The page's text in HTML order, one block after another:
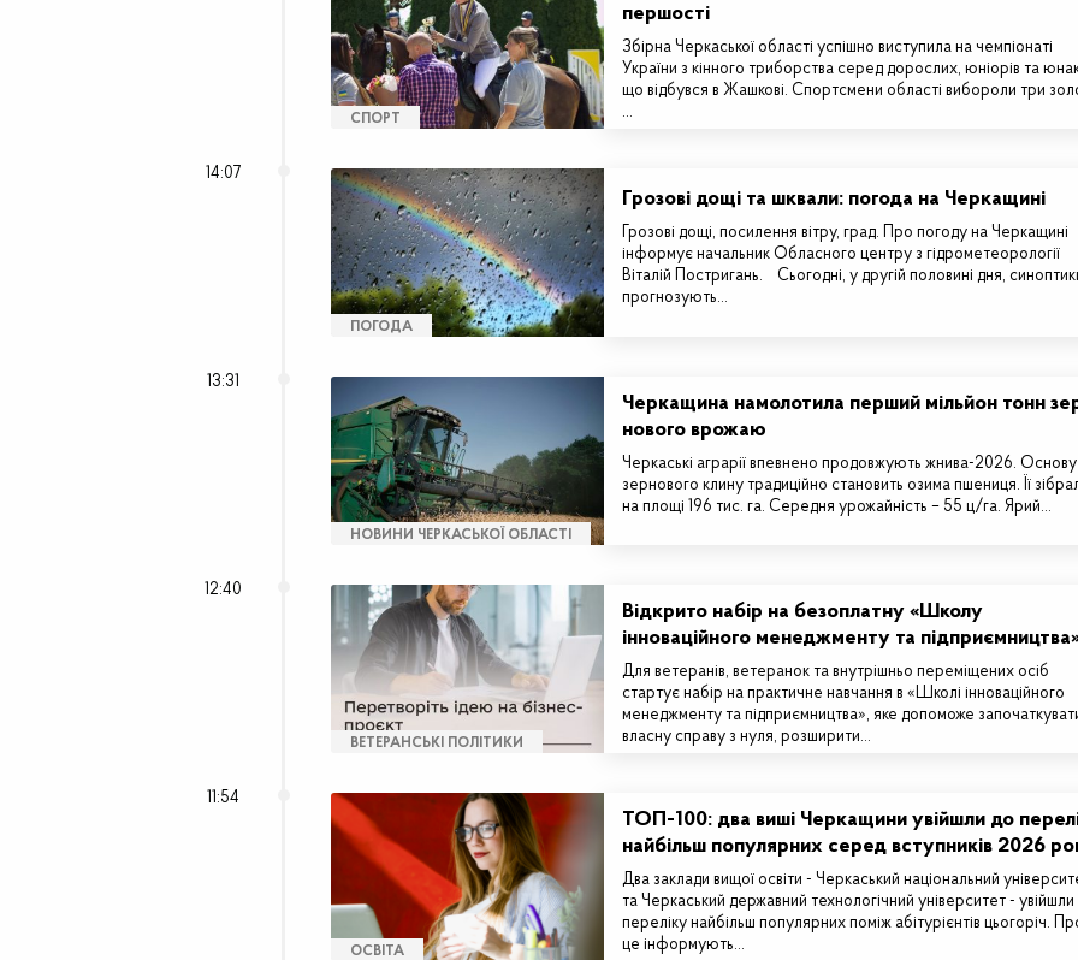
СПОРТ
першості
Збірна Черкаської області успішно виступила на чемпіонаті
України з кінного триборства серед дорослих, юніорів та
що відбувся в Жашкові. Спортсмени області вибороли три
…
14:07
ПОГОДА
Грозові дощі та шквали: погода на Черкащині
Грозові дощі, посилення вітру, град. Про погоду на Черкащині
інформує начальник Обласного центру з гідрометеорології
Віталій Постригань. Сьогодні, у другій половині дня,
прогнозують…
13:31
НОВИНИ ЧЕРКАСЬКОЇ ОБЛАСТІ
Черкащина намолотила перший мільйон тонн
нового врожаю
Черкаські аграрії впевнено продовжують жнива-2026. Основу
зернового клину традиційно становить озима пшениця. Її
на площі 196 тис. га. Середня урожайність – 55 ц/га. Ярий…
12:40
ВЕТЕРАНСЬКІ ПОЛІТИКИ
Відкрито набір на безоплатну «Школу
інноваційного менеджменту та
Для ветеранів, ветеранок та внутрішньо переміщених осіб
стартує набір на практичне навчання в «Школі інноваційного
менеджменту та підприємництва», яке допоможе
власну справу з нуля, розширити…
11:54
ОСВІТА
ТОП-100: два виші Черкащини увійшли до
найбільш популярних серед вступників 2026
Два заклади вищої освіти - Черкаський національний
та Черкаський державний технологічний університет -
переліку найбільш популярних поміж абітурієнтів цьогоріч.
це інформують…